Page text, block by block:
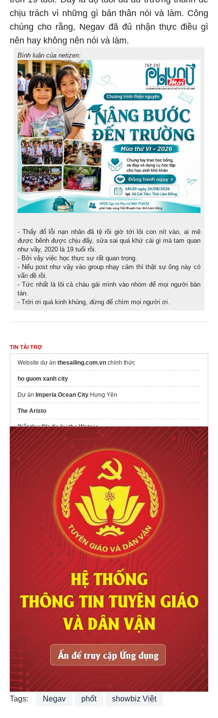
chịu trách vì những gì bản thân nói và làm. Công
chúng cho rằng, Negav đã đủ nhận thực điều gì
nên hay không nên nói và làm.
Bình luận của netizen:
- Thấy đổ lỗi nạn nhân đã tệ rồi giờ tới lôi con nít vào, ai mê
được bênh được chịu đấy, sửa sai quá khứ cái gì mà tam quan
như vầy, 2020 là 19 tuổi rồi.
- Bởi vậy việc học thực sự rất quan trọng.
- Nếu post như vậy vào group nhạy cảm thì thật sự ông này có
vấn đề rồi.
- Tức nhất là lôi cả cháu gái mình vào nhóm để mọi người bàn
tán.
- Trời ơi quá kinh khủng, đừng để chìm mọi người ơi.
TIN TÀI TRỢ
Website dự án thesailing.com.vn chính thức
ho guom xanh city
Dự án Imperia Ocean City Hưng Yên
The Aristo
Biệt thự Gladia by the Waters
Alluvia Xuân Cầu
Giá Khải Hoàn Imperial
chung cư Vinhomes Olympicmới nhất
Tags: Negav phốt showbiz Việt